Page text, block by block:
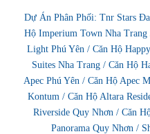
Dự Án Phân Phối: Tnr Stars
Hộ Imperium Town Nha Trang
Light Phú Yên /Căn Hộ
Suites Nha Trang /Căn Hộ
Apec Phú Yên/ Căn Hộ Apec
Kontum /Căn Hộ Altara
Riverside Quy Nhơn/ Căn
Panorama Quy Nhơn /